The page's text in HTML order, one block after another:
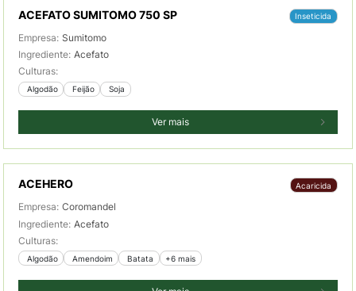
ACEFATO SUMITOMO 750 SP Inseticida
Empresa: Sumitomo
Ingrediente: Acefato
Culturas:
Algodão Feijão Soja
Ver mais
ACEHERO Acaricida
Empresa: Coromandel
Ingrediente: Acefato
Culturas:
Algodão Amendoim Batata +6 mais